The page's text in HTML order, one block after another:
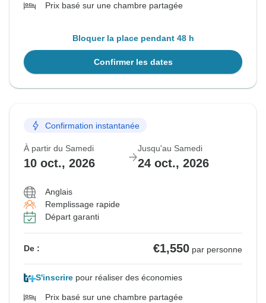
Prix basé sur une chambre partagée
Bloquer la place pendant 48 h
Confirmer les dates
Confirmation instantanée
À partir du Samedi
10 oct., 2026
Jusqu'au Samedi
24 oct., 2026
Anglais
Remplissage rapide
Départ garanti
De : €1,550 par personne
S'inscrire pour réaliser des économies
Prix basé sur une chambre partagée